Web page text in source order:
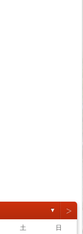
▼ >
土 日